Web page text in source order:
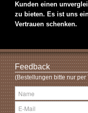
Kunden einen
zu bieten. Es ist uns
Vertrauen schenken.
Feedback
(Bestellungen bitte nur per